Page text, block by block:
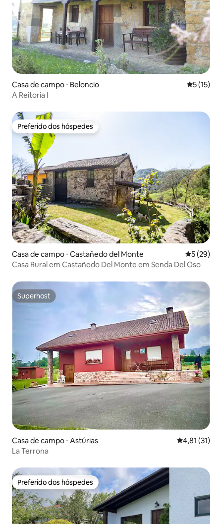
Casa de campo ⋅ Beloncio 5 de uma
5 (15)
A Reitoria I
Preferido dos hóspedes
Preferido dos hóspedes
Casa de campo ⋅ Castañedo del Monte 5 de uma
5 (29)
Casa Rural em Castañedo Del Monte em Senda Del Oso
Superhost
Superhost
Casa de campo ⋅ Astúrias 4,81 de uma
4,81 (31)
La Terrona
Preferido dos hóspedes
Preferido dos hóspedes